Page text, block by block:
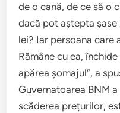
de o cană, de ce să o
dacă pot aștepta
lei? Iar persoana care
Rămâne cu ea,
apărea șomajul”, a
Guvernatoarea BNM
scăderea prețurilor,